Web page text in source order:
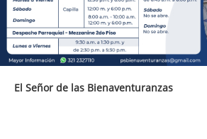
El Señor de las Bienaventuranzas